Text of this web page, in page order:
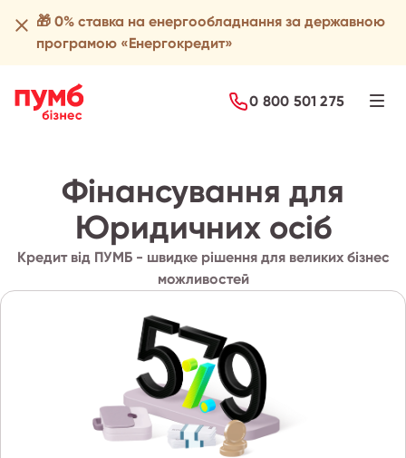
🎁 0% ставка на енергообладнання за державною
програмою «Енергокредит»
Подати заявку
0 800 501 275
Фінансування для
Юридичних осіб
Кредит від ПУМБ - швидке рішення для великих бізнес
можливостей